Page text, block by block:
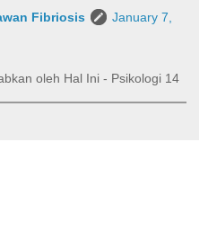
Fibriosis
January 7,
oleh Hal Ini - Psikologi 14